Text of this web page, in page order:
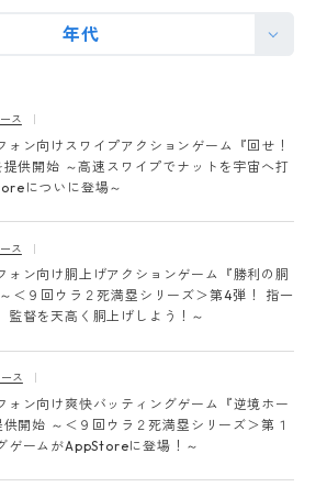
年代
ス
ォン向けスワイプアクションゲーム『回せ！
供開始 ～高速スワイプでナットを宇宙へ打
についに登場～
ス
ォン向け胴上げアクションゲーム『勝利の胴
＜９回ウラ２死満塁シリーズ＞第4弾！ 指一
監督を天高く胴上げしよう！～
ス
ォン向け爽快バッティングゲーム『逆境ホー
開始 ～＜９回ウラ２死満塁シリーズ＞第１
ゲームがAppStoreに登場！～